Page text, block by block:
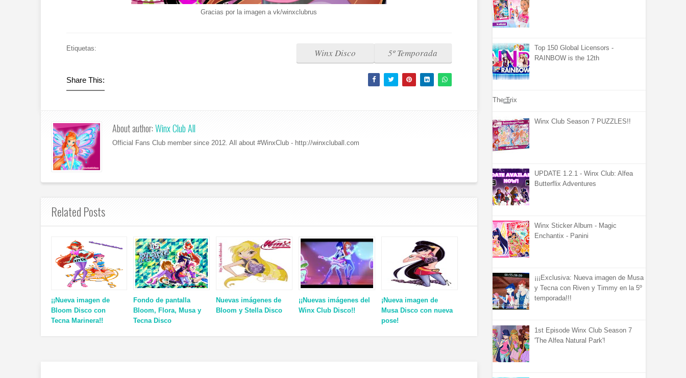
Gracias por la imagen a vk/winxclubrus
Etiquetas: 5º Temporada
Winx Disco
Share This:
About author:Winx Club All
Official Fans Club member since 2012. All about #WinxClub - http://winxcluball.com
Related Posts
¡¡Nueva imagen de
Bloom Disco con
Tecna Marinera!!
Fondo de pantalla
Bloom, Flora, Musa y
Tecna Disco
Nuevas imágenes de
Bloom y Stella Disco
¡¡Nuevas imágenes del
Winx Club Disco!!
¡Nueva imagen de
Musa Disco con nueva
pose!
Top 150 Global Licensors -
RAINBOW is the 12th
The Trix
Winx Club Season 7 PUZZLES!!
UPDATE 1.2.1 - Winx Club: Alfea
Butterflix Adventures
Winx Sticker Album - Magic
Enchantix - Panini
¡¡¡Exclusiva: Nueva imagen de Musa
y Tecna con Riven y Timmy en la 5º
temporada!!!
1st Episode Winx Club Season 7
'The Alfea Natural Park'!